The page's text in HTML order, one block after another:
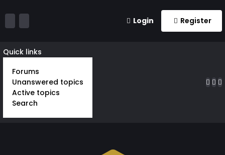
Login Register
Quick links
Forums
Unanswered topics
Active topics
Search